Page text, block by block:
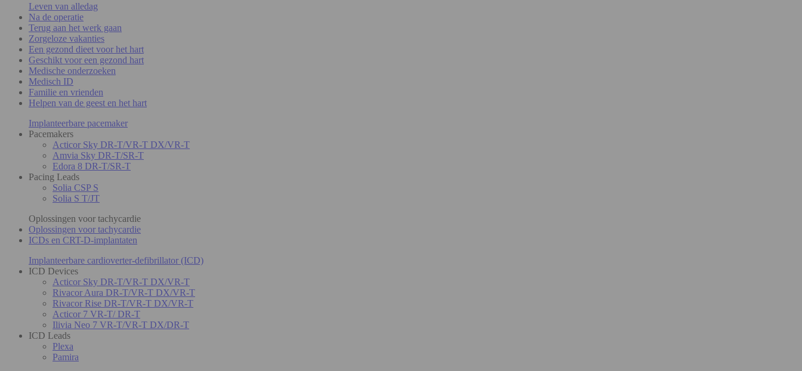
Leven van alledag
Na de operatie
Terug aan het werk gaan
Zorgeloze vakanties
Een gezond dieet voor het hart
Geschikt voor een gezond hart
Medische onderzoeken
Medisch ID
Familie en vrienden
Helpen van de geest en het hart
Implanteerbare pacemaker
Pacemakers
Acticor Sky DR-T/VR-T DX/VR-T
Amvia Sky DR-T/SR-T
Edora 8 DR-T/SR-T
Pacing Leads
Solia CSP S
Solia S T/JT
Oplossingen voor tachycardie
Oplossingen voor tachycardie
ICDs en CRT-D-implantaten
Implanteerbare cardioverter-defibrillator (ICD)
ICD Devices
Acticor Sky DR-T/VR-T DX/VR-T
Rivacor Aura DR-T/VR-T DX/VR-T
Rivacor Rise DR-T/VR-T DX/VR-T
Acticor 7 VR-T/ DR-T
Ilivia Neo 7 VR-T/VR-T DX/DR-T
ICD Leads
Plexa
Pamira